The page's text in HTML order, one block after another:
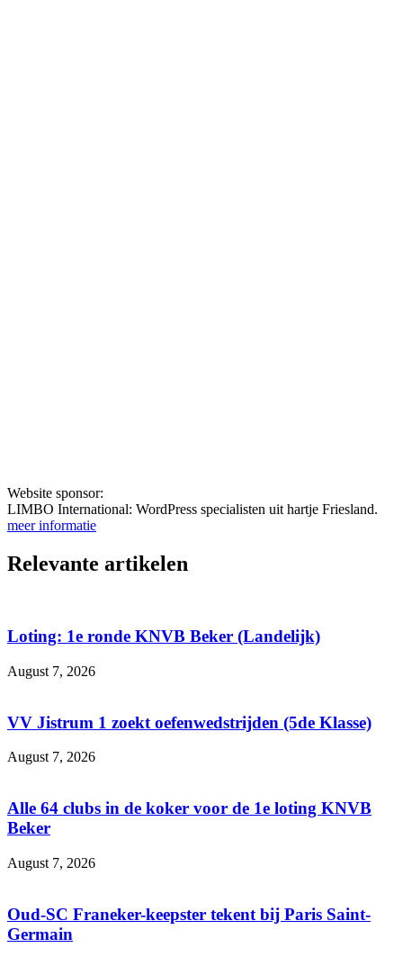
Website sponsor:
LIMBO International: WordPress specialisten uit hartje Friesland.
meer informatie
Relevante artikelen
Loting: 1e ronde KNVB Beker (Landelijk)
August 7, 2026
VV Jistrum 1 zoekt oefenwedstrijden (5de Klasse)
August 7, 2026
Alle 64 clubs in de koker voor de 1e loting KNVB
Beker
August 7, 2026
Oud-SC Franeker-keepster tekent bij Paris Saint-
Germain